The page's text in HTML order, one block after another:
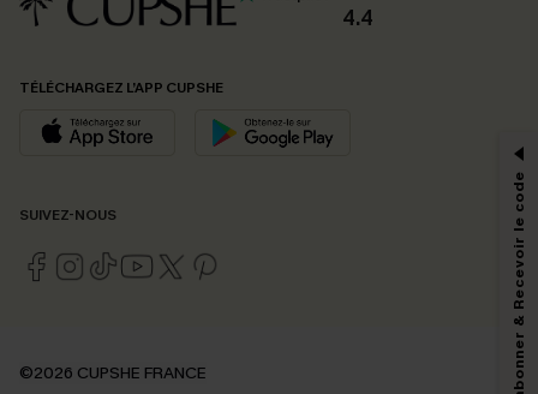
4.4
TÉLÉCHARGEZ L’APP CUPSHE
SUIVEZ-NOUS
©2026 CUPSHE FRANCE
PROFITEZ DE -15%
-15% dès 2 Achetés par E-mail
En soumettant votre adresse e-mail, vous acceptez de recevoir des e-mails
marketing (y compris du contenu généré par l'IA) de Cupshe et
personnaliser nos contenus et nos offres, et de vous recommander des
S'abonner & Recevoir le code